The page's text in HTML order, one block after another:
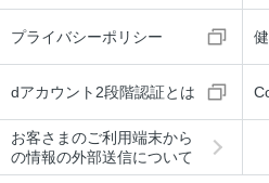
プライバシーポリシー
dアカウント2段階認証とは
お客さまのご利用端末から
の情報の外部送信について